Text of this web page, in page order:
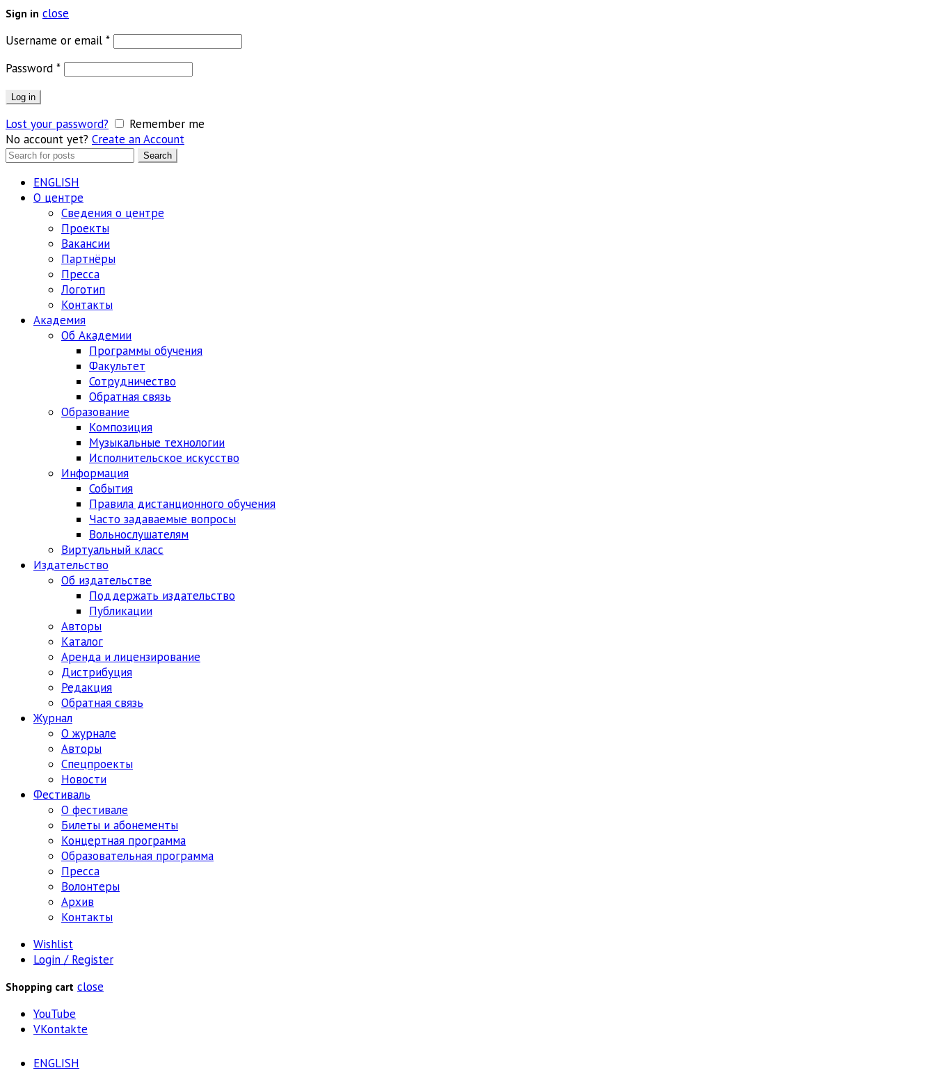
Sign in close
Username or email *Обязательно
Password *Обязательно
Log in
Lost your password?
Remember me
No account yet? Create an Account
Search
Search
ENGLISH
О центре
Сведения о центре
Проекты
Вакансии
Партнёры
Пресса
Логотип
Контакты
Академия
Об Академии
Программы обучения
Факультет
Сотрудничество
Обратная связь
Образование
Композиция
Музыкальные технологии
Исполнительское искусство
Информация
События
Правила дистанционного обучения
Часто задаваемые вопросы
Вольнослушателям
Виртуальный класс
Издательство
Об издательстве
Поддержать издательство
Публикации
Авторы
Каталог
Аренда и лицензирование
Дистрибуция
Редакция
Обратная связь
Журнал
О журнале
Авторы
Спецпроекты
Новости
Фестиваль
О фестивале
Билеты и абонементы
Концертная программа
Образовательная программа
Пресса
Волонтеры
Архив
Контакты
Wishlist
Login / Register
Shopping cart close
YouTube
VKontakte
ENGLISH